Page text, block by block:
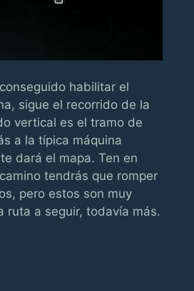
habilitar el
sigue el recorrido de la
vertical es el tramo de
a la típica máquina
dará el mapa. Ten en
tendrás que romper
pero estos son muy
ruta a seguir, todavía más.